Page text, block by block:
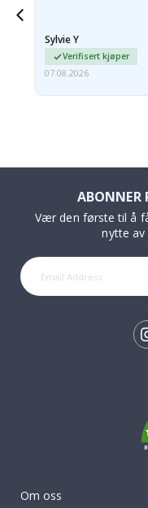
Sylvie Y
Verifisert kjøper
07.08.2026
ABONNER
Vær den første til å
nytte av
Om oss